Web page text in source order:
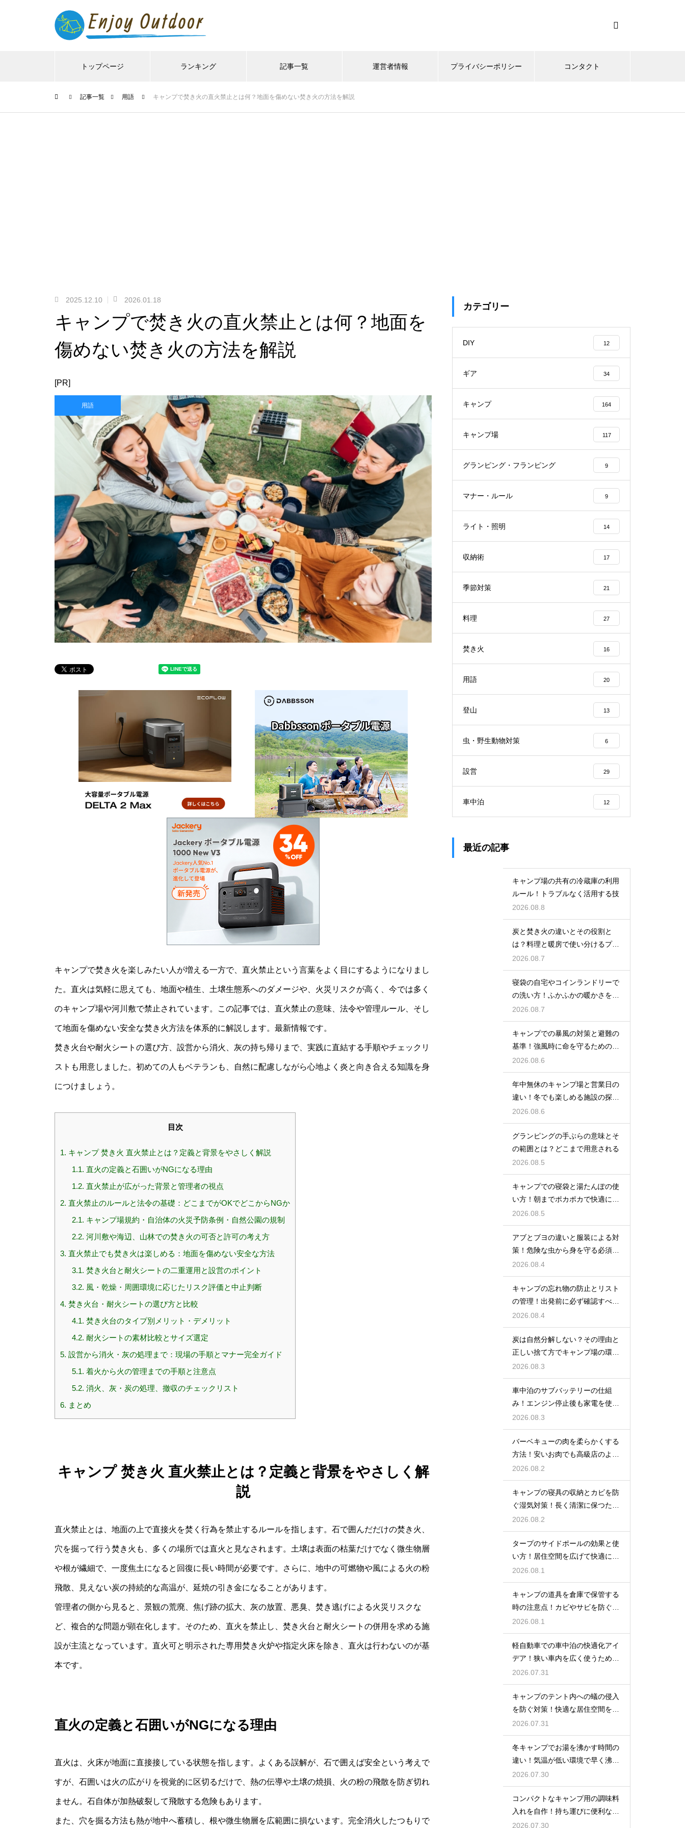
トップページ ランキング 記事一覧 運営者情報 プライバシーポリシー コンタクト
記事一覧 用語 キャンプで焚き火の直火禁止とは何？地面を傷めない焚き火の方法を解説
2025.12.10 2026.01.18
キャンプで焚き火の直火禁止とは何？地面を
傷めない焚き火の方法を解説
[PR]
用語
キャンプで焚き火を楽しみたい人が増える一方で、直火禁止という言葉をよく目にするようになりまし
た。直火は気軽に思えても、地面や植生、土壌生態系へのダメージや、火災リスクが高く、今では多く
のキャンプ場や河川敷で禁止されています。この記事では、直火禁止の意味、法令や管理ルール、そし
て地面を傷めない安全な焚き火方法を体系的に解説します。最新情報です。
焚き火台や耐火シートの選び方、設営から消火、灰の持ち帰りまで、実践に直結する手順やチェックリ
ストも用意しました。初めての人もベテランも、自然に配慮しながら心地よく炎と向き合える知識を身
につけましょう。
目次
1. キャンプ 焚き火 直火禁止とは？定義と背景をやさしく解説
1.1. 直火の定義と石囲いがNGになる理由
1.2. 直火禁止が広がった背景と管理者の視点
2. 直火禁止のルールと法令の基礎：どこまでがOKでどこからNGか
2.1. キャンプ場規約・自治体の火災予防条例・自然公園の規制
2.2. 河川敷や海辺、山林での焚き火の可否と許可の考え方
3. 直火禁止でも焚き火は楽しめる：地面を傷めない安全な方法
3.1. 焚き火台と耐火シートの二重運用と設営のポイント
3.2. 風・乾燥・周囲環境に応じたリスク評価と中止判断
4. 焚き火台・耐火シートの選び方と比較
4.1. 焚き火台のタイプ別メリット・デメリット
4.2. 耐火シートの素材比較とサイズ選定
5. 設営から消火・灰の処理まで：現場の手順とマナー完全ガイド
5.1. 着火から火の管理までの手順と注意点
5.2. 消火、灰・炭の処理、撤収のチェックリスト
6. まとめ
キャンプ 焚き火 直火禁止とは？定義と背景をやさしく解
説
直火禁止とは、地面の上で直接火を焚く行為を禁止するルールを指します。石で囲んだだけの焚き火、
穴を掘って行う焚き火も、多くの場所では直火と見なされます。土壌は表面の枯葉だけでなく微生物層
や根が繊細で、一度焦土になると回復に長い時間が必要です。さらに、地中の可燃物や風による火の粉
飛散、見えない炭の持続的な高温が、延焼の引き金になることがあります。
管理者の側から見ると、景観の荒廃、焦げ跡の拡大、灰の放置、悪臭、焚き逃げによる火災リスクな
ど、複合的な問題が顕在化します。そのため、直火を禁止し、焚き火台と耐火シートの併用を求める施
設が主流となっています。直火可と明示された専用焚き火炉や指定火床を除き、直火は行わないのが基
本です。
直火の定義と石囲いがNGになる理由
直火は、火床が地面に直接接している状態を指します。よくある誤解が、石で囲えば安全という考えで
すが、石囲いは火の広がりを視覚的に区切るだけで、熱の伝導や土壌の焼損、火の粉の飛散を防ぎ切れ
ません。石自体が加熱破裂して飛散する危険もあります。
また、穴を掘る方法も熱が地中へ蓄積し、根や微生物層を広範囲に損ないます。完全消火したつもりで
カテゴリー
DIY 12
ギア 34
キャンプ 164
キャンプ場 117
グランピング・フランピング 9
マナー・ルール 9
ライト・照明 14
収納術 17
季節対策 21
料理 27
焚き火 16
用語 20
登山 13
虫・野生動物対策 6
設営 29
車中泊 12
最近の記事
キャンプ場の共有の冷蔵庫の利用
ルール！トラブルなく活用する技
2026.08.8
炭と焚き火の違いとその役割と
は？料理と暖房で使い分けるプロ
の技
2026.08.7
寝袋の自宅やコインランドリーで
の洗い方！ふかふかの暖かさを復
活させる
2026.08.7
キャンプでの暴風の対策と避難の
基準！強風時に命を守るための行
動
2026.08.6
年中無休のキャンプ場と営業日の
違い！冬でも楽しめる施設の探し
方
2026.08.6
グランピングの手ぶらの意味とそ
の範囲とは？どこまで用意される
2026.08.5
キャンプでの寝袋と湯たんぽの使
い方！朝までポカポカで快適に眠
る方法
2026.08.5
アブとブヨの違いと服装による対
策！危険な虫から身を守る必須知
識
2026.08.4
キャンプの忘れ物の防止とリスト
の管理！出発前に必ず確認すべき
持ち物
2026.08.4
炭は自然分解しない？その理由と
正しい捨て方でキャンプ場の環境
を守る
2026.08.3
車中泊のサブバッテリーの仕組
み！エンジン停止後も家電を使う
ための知識
2026.08.3
バーベキューの肉を柔らかくする
方法！安いお肉でも高級店のよう
に美味しく
2026.08.2
キャンプの寝具の収納とカビを防
ぐ湿気対策！長く清潔に保つため
の手入れ
2026.08.2
タープのサイドポールの効果と使
い方！居住空間を広げて快適に過
ごす技
2026.08.1
キャンプの道具を倉庫で保管する
時の注意点！カビやサビを防ぐお
手入れ
2026.08.1
軽自動車での車中泊の快適化アイ
デア！狭い車内を広く使うための
工夫
2026.07.31
キャンプのテント内への蟻の侵入
を防ぐ対策！快適な居住空間をキ
ープ
2026.07.31
冬キャンプでお湯を沸かす時間の
違い！気温が低い環境で早く沸騰
させる
2026.07.30
コンパクトなキャンプ用の調味料
入れを自作！持ち運びに便利な収
納術
2026.07.30